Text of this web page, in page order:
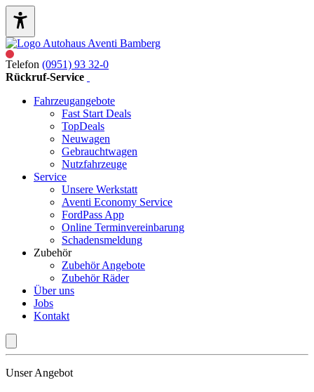
Telefon (0951) 93 32-0
Rückruf-Service
Fahrzeugangebote
Fast Start Deals
TopDeals
Neuwagen
Gebrauchtwagen
Nutzfahrzeuge
Service
Unsere Werkstatt
Aventi Economy Service
FordPass App
Online Terminvereinbarung
Schadensmeldung
Zubehör
Zubehör Angebote
Zubehör Räder
Über uns
Jobs
Kontakt
Unser Angebot